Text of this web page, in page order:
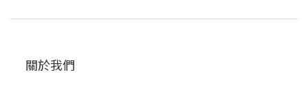
關於我們